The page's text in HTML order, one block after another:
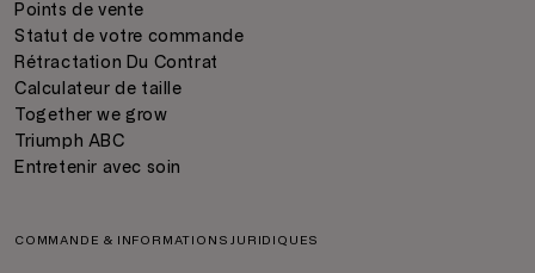
Points de vente
Statut de votre commande
Rétractation Du Contrat
Calculateur de taille
Together we grow
Triumph ABC
Entretenir avec soin
COMMANDE & INFORMATIONS JURIDIQUES